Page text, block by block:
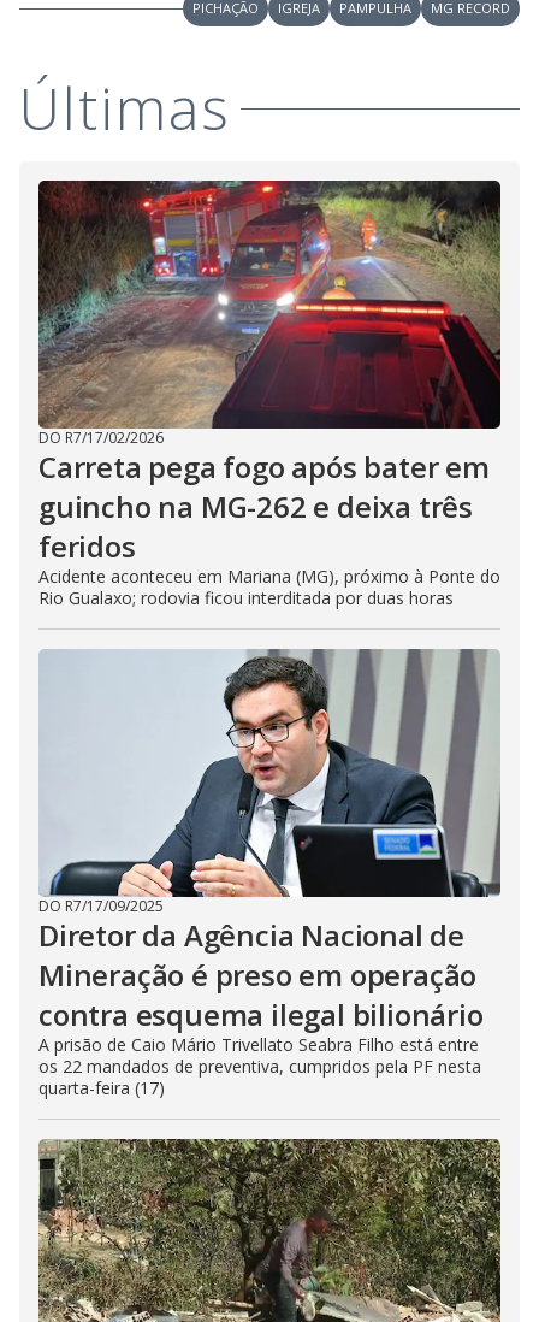
d
e
o
PICHAÇÃO IGREJA PAMPULHA MG RECORD
Últimas
DO R7/17/02/2026
Carreta pega fogo após bater em
guincho na MG-262 e deixa três
feridos
Acidente aconteceu em Mariana (MG), próximo à Ponte do
Rio Gualaxo; rodovia ficou interditada por duas horas
DO R7/17/09/2025
Diretor da Agência Nacional de
Mineração é preso em operação
contra esquema ilegal bilionário
A prisão de Caio Mário Trivellato Seabra Filho está entre
os 22 mandados de preventiva, cumpridos pela PF nesta
quarta-feira (17)